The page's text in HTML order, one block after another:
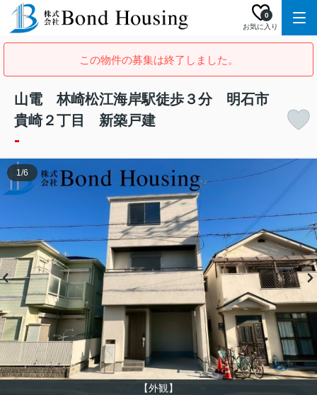
お気に入り
0
この物件の募集は終了しました。
山電 林崎松江海岸駅徒歩３分 明石市
貴崎２丁目 新築戸建
-
【外観】
1/6